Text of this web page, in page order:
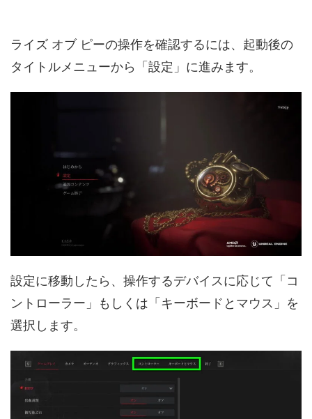
ライズ オブ ピーの操作を確認するには、起動後の
タイトルメニューから「設定」に進みます。
設定に移動したら、操作するデバイスに応じて「コ
ントローラー」もしくは「キーボードとマウス」を
選択します。